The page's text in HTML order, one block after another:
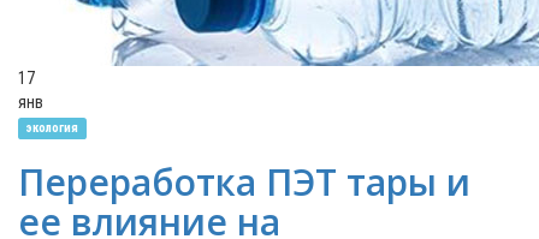
17
янв
экология
Переработка ПЭТ тары и
ее влияние на